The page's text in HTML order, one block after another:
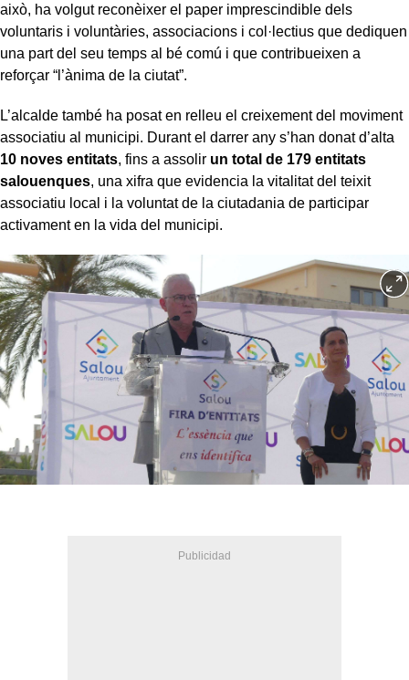
això, ha volgut reconèixer el paper imprescindible dels
voluntaris i voluntàries, associacions i col·lectius que dediquen
una part del seu temps al bé comú i que contribueixen a
reforçar “l’ànima de la ciutat”.
L’alcalde també ha posat en relleu el creixement del moviment
associatiu al municipi. Durant el darrer any s’han donat d’alta
10 noves entitats, fins a assolir un total de 179 entitats
salouenques, una xifra que evidencia la vitalitat del teixit
associatiu local i la voluntat de la ciutadania de participar
activament en la vida del municipi.